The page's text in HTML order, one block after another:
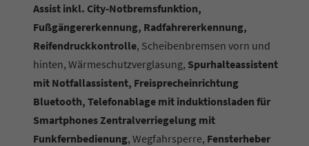
Assist inkl. City-Notbremsfunktion,
Fußgängererkennung, Radfahrererkennung,
Reifendruckkontrolle, Scheibenbremsen vorn und
hinten, Wärmeschutzverglasung, Spurhalteassistent
mit Notfallassistent, Freisprecheinrichtung
Bluetooth, Telefonablage mit induktionsladen für
Smartphones Zentralverriegelung mit
Funkfernbedienung, Wegfahrsperre, Fensterheber